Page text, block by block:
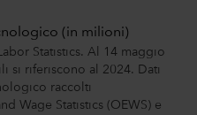
(in milioni)
Statistics. Al 14 maggio
si riferiscono al 2024. Dati
raccolti
Wage Statistics (OEWS) e